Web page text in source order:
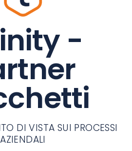
-
DI VISTA SUI PROCESSI
AZIENDALI